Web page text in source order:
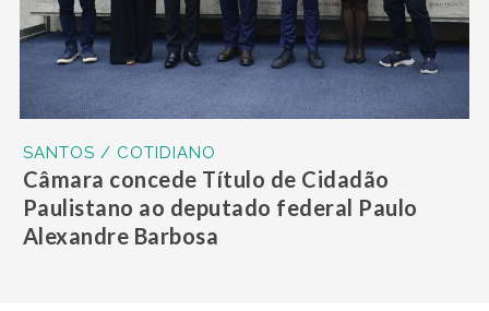
SANTOS / COTIDIANO
Câmara concede Título de Cidadão
Paulistano ao deputado federal Paulo
Alexandre Barbosa